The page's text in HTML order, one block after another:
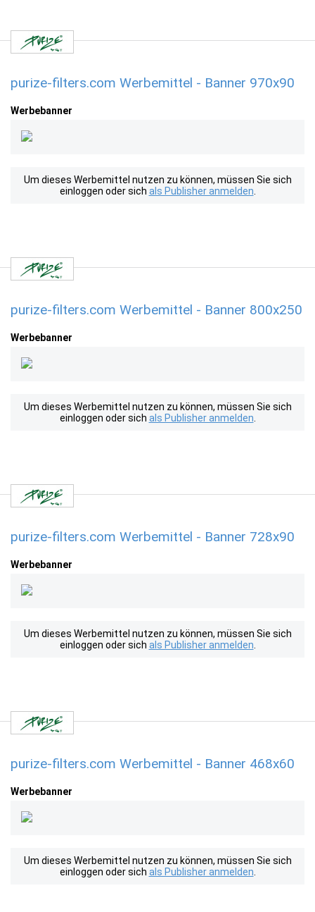
purize-filters.com Werbemittel - Banner 970x90
Werbebanner
Um dieses Werbemittel nutzen zu können, müssen Sie sich
einloggen oder sich als Publisher anmelden
purize-filters.com Werbemittel - Banner 800x250
Werbebanner
Um dieses Werbemittel nutzen zu können, müssen Sie sich
einloggen oder sich als Publisher anmelden
purize-filters.com Werbemittel - Banner 728x90
Werbebanner
Um dieses Werbemittel nutzen zu können, müssen Sie sich
einloggen oder sich als Publisher anmelden
purize-filters.com Werbemittel - Banner 468x60
Werbebanner
Um dieses Werbemittel nutzen zu können, müssen Sie sich
einloggen oder sich als Publisher anmelden